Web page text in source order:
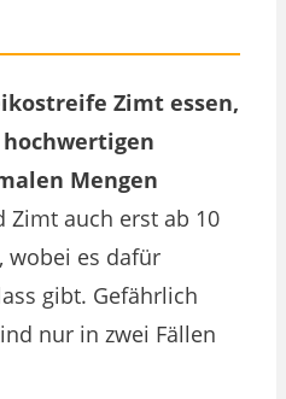
Zimt essen,
Mengen
Zimt auch erst ab 10
wobei es dafür
gibt. Gefährlich
nur in zwei Fällen